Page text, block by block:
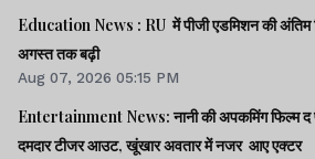
Education News : RU में पीजी एडमिशन की अंतिम
अगस्त तक बढ़ी
Aug 07, 2026 05:15 PM
Entertainment News: नानी की अपकमिंग फिल्म द
दमदार टीजर आउट, खूंखार अवतार में नजर आए एक्टर